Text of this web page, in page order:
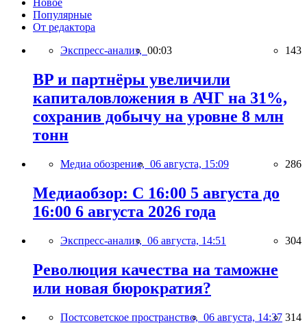
Новое
Популярные
От редактора
Экспресс-анализ, 00:03 143
BP и партнёры увеличили
капиталовложения в АЧГ на 31%,
сохранив добычу на уровне 8 млн
тонн
Медиа обозрение, 06 августа, 15:09 286
Медиаобзор: С 16:00 5 августа до
16:00 6 августа 2026 года
Экспресс-анализ, 06 августа, 14:51 304
Революция качества на таможне
или новая бюрократия?
Постсоветское пространство, 06 августа, 14:37 314